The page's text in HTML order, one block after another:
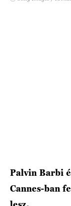
Palvin Barbi
Cannes-ban